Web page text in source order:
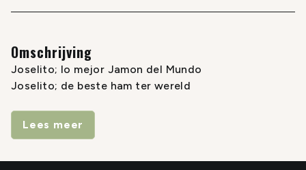
Omschrijving
Joselito; lo mejor Jamon del Mundo
Joselito; de beste ham ter wereld
Zelden bezochten we een bedrijf waarin het verhaal
achter het product zo goed onderbouwd en met
Lees meer